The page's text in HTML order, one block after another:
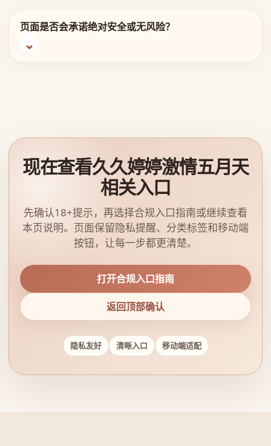
页面是否会承诺绝对安全或无风险？
现在查看久久婷婷激情五月天
相关入口
先确认18+提示，再选择合规入口指南或继续查看
本页说明。页面保留隐私提醒、分类标签和移动端
按钮，让每一步都更清楚。
打开合规入口指南
返回顶部确认
隐私友好 清晰入口 移动端适配